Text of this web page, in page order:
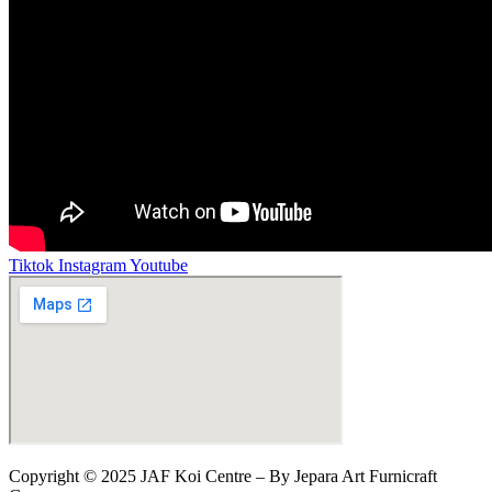
Tiktok InstagramYoutube
Copyright © 2025 JAF Koi Centre – By Jepara Art Furnicraft